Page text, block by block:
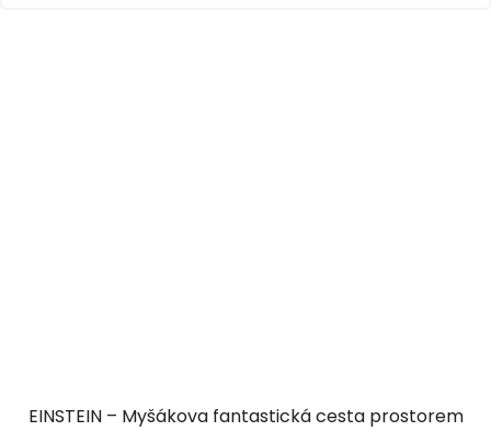
EINSTEIN – Myšákova fantastická cesta prostorem